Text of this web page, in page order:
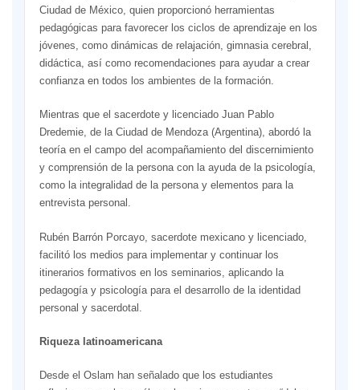
Ciudad de México, quien proporcionó herramientas
pedagógicas para favorecer los ciclos de aprendizaje en los
jóvenes, como dinámicas de relajación, gimnasia cerebral,
didáctica, así como recomendaciones para ayudar a crear
confianza en todos los ambientes de la formación.
Mientras que el sacerdote y licenciado Juan Pablo
Dredemie, de la Ciudad de Mendoza (Argentina), abordó la
teoría en el campo del acompañamiento del discernimiento
y comprensión de la persona con la ayuda de la psicología,
como la integralidad de la persona y elementos para la
entrevista personal.
Rubén Barrón Porcayo, sacerdote mexicano y licenciado,
facilitó los medios para implementar y continuar los
itinerarios formativos en los seminarios, aplicando la
pedagogía y psicología para el desarrollo de la identidad
personal y sacerdotal.
Riqueza latinoamericana
Desde el Oslam han señalado que los estudiantes